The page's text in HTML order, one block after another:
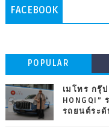
FACEBOOK
POPULAR
เมโทร กรุ๊
รถยนต์ระดั